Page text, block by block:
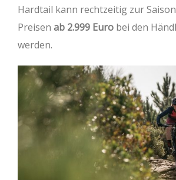
Hardtail kann rechtzeitig zur
Preisen ab 2.999 Euro bei den
werden.